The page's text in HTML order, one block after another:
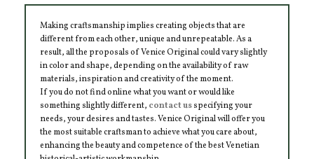
Making craftsmanship implies creating objects that are
different from each other, unique and unrepeatable. As a
result, all the proposals of Venice Original could vary slightly
in color and shape, depending on the availability of raw
materials, inspiration and creativity of the moment.
If you do not find online what you want or would like
something slightly different, contact usspecifying your
needs, your desires and tastes. Venice Original will offer you
the most suitable craftsman to achieve what you care about,
enhancing the beauty and competence of the best Venetian